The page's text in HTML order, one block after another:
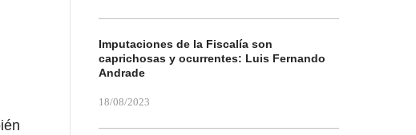
Imputaciones de la Fiscalía son
caprichosas y ocurrentes: Luis Fernando
Andrade
18/08/2023